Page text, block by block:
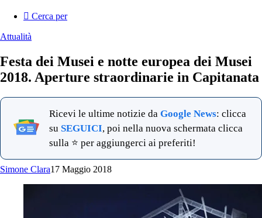
Cerca per
Attualità
Festa dei Musei e notte europea dei Musei
2018. Aperture straordinarie in Capitanata
Ricevi le ultime notizie da Google News: clicca
su SEGUICI, poi nella nuova schermata clicca
sulla ⭐ per aggiungerci ai preferiti!
Simone Clara17 Maggio 2018